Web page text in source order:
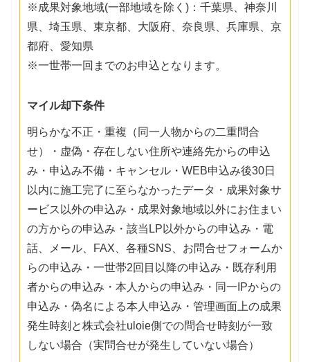
※成果対象地域(一部地域を除く)：千葉県、神奈川
県、埼玉県、東京都、大阪府、奈良県、兵庫県、京
都府、愛知県
※一世帯一回までのお申込となります。
マイル却下条件
明らかな不正・重複（同一人物からの二重問合
せ）・虚偽・存在しない住所や連絡先からの申込
み・申込み不備・キャンセル・WEB申込み後30日
以内に施工完了に至らなかったデータ・成果対象サ
ービス以外の申込み・成果対象地域以外にお住まい
の方からの申込み・該当LP以外からの申込み・電
話、メール、FAX、各種SNS、お問合せフォームか
らの申込み・一世帯2回目以降の申込み・既存利用
者からの申込み・本人からの申込み・同一IPからの
申込み・偽名による本人申込み・管理画面上の成果
発生時刻と株式会社uloie側での問合せ時刻が一致
しない場合（実問合せが発生していない場合）